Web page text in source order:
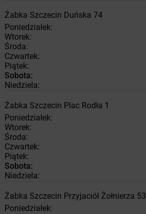
Żabka Szczecin Duńska 74
Poniedziałek:
Wtorek:
Środa:
Czwartek:
Piątek:
Sobota:
Niedziela:
Żabka Szczecin Plac Rodła 1
Poniedziałek:
Wtorek:
Środa:
Czwartek:
Piątek:
Sobota:
Niedziela:
Żabka Szczecin Przyjaciół Żołnierza 53
Poniedziałek: